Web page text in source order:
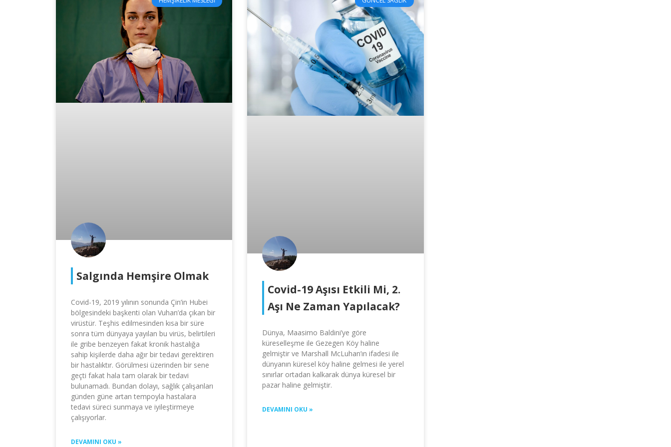
Salgında Hemşire Olmak
Covid-19, 2019 yılının sonunda Çin’in Hubei
bölgesindeki başkenti olan Vuhan’da çıkan bir
virüstür. Teşhis edilmesinden kısa bir süre
sonra tüm dünyaya yayılan bu virüs, belirtileri
ile gribe benzeyen fakat kronik hastalığa
sahip kişilerde daha ağır bir tedavi gerektiren
bir hastalıktır. Görülmesi üzerinden bir sene
geçti fakat hala tam olarak bir tedavi
bulunamadı. Bundan dolayı, sağlık çalışanları
günden güne artan tempoyla hastalara
tedavi süreci sunmaya ve iyileştirmeye
çalışıyorlar.
DEVAMINI OKU »
Covid-19 Aşısı Etkili Mi, 2.
Aşı Ne Zaman Yapılacak?
Dünya, Maasimo Baldini’ye göre
küreselleşme ile Gezegen Köy haline
gelmiştir ve Marshall McLuhan’ın ifadesi ile
dünyanın küresel köy haline gelmesi ile yerel
sınırlar ortadan kalkarak dünya küresel bir
pazar haline gelmiştir.
DEVAMINI OKU »